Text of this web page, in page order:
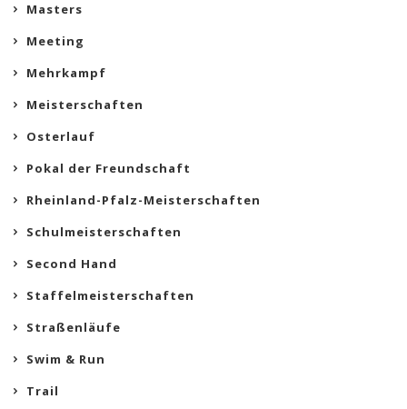
Masters
Meeting
Mehrkampf
Meisterschaften
Osterlauf
Pokal der Freundschaft
Rheinland-Pfalz-Meisterschaften
Schulmeisterschaften
Second Hand
Staffelmeisterschaften
Straßenläufe
Swim & Run
Trail